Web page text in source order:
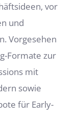
vor
und
Vorgesehen
Formate zur
mit
sowie
für Early-